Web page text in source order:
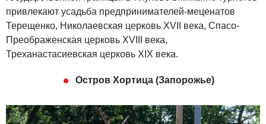
привлекают усадьба предпринимателей-меценатов
Терещенко, Николаевская церковь XVII века, Спасо-
Преображенская церковь XVIII века,
Треханастасиевская церковь XIX века.
Остров Хортица (Запорожье)